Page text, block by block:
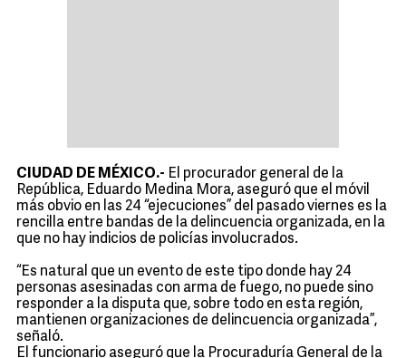
CIUDAD DE MÉXICO.- El procurador general de la
República, Eduardo Medina Mora, aseguró que el móvil
más obvio en las 24 “ejecuciones” del pasado viernes es la
rencilla entre bandas de la delincuencia organizada, en la
que no hay indicios de policías involucrados.
“Es natural que un evento de este tipo donde hay 24
personas asesinadas con arma de fuego, no puede sino
responder a la disputa que, sobre todo en esta región,
mantienen organizaciones de delincuencia organizada”,
señaló.
El funcionario aseguró que la Procuraduría General de la